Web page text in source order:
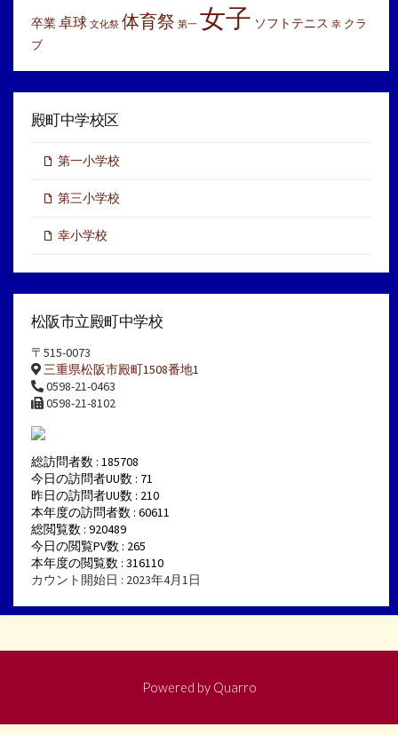
卒業卓球 文化祭 体育祭 第一 女子 ソフトテニス 幸 クラ
ブ
殿町中学校区
第一小学校
第三小学校
幸小学校
松阪市立殿町中学校
〒515-0073
三重県松阪市殿町1508番地1
0598-21-0463
0598-21-8102
総訪問者数 : 185708
今日の訪問者UU数 : 71
昨日の訪問者UU数 : 210
本年度の訪問者数 : 60611
総閲覧数 : 920489
今日の閲覧PV数 : 265
本年度の閲覧数 : 316110
カウント開始日 : 2023年4月1日
Powered by Quarro